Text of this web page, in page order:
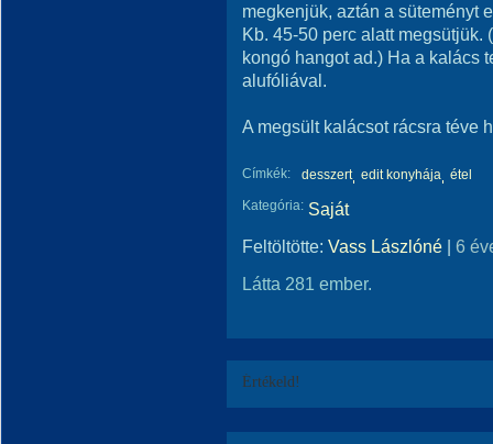
megkenjük, aztán a süteményt
Kb. 45-50 perc alatt megsütjük.
kongó hangot ad.) Ha a kalács
alufóliával.
A megsült kalácsot rácsra téve
Címkék: desszert edit konyhája étel
Kategória: Saját
Feltöltötte: Vass Lászlóné | 6
Látta 281 ember.
Értékeld!